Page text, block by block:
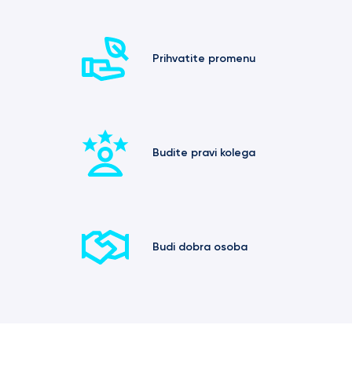
Prihvatite promenu
Budite pravi kolega
Budi dobra osoba